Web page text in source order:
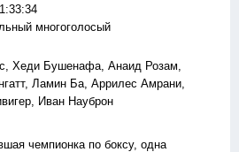
многоголосый
Хеди Бушенафа, Анаид Розам,
Ламин Ба, Аррилес Амрани,
Иван Науброн
чемпионка по боксу, одна